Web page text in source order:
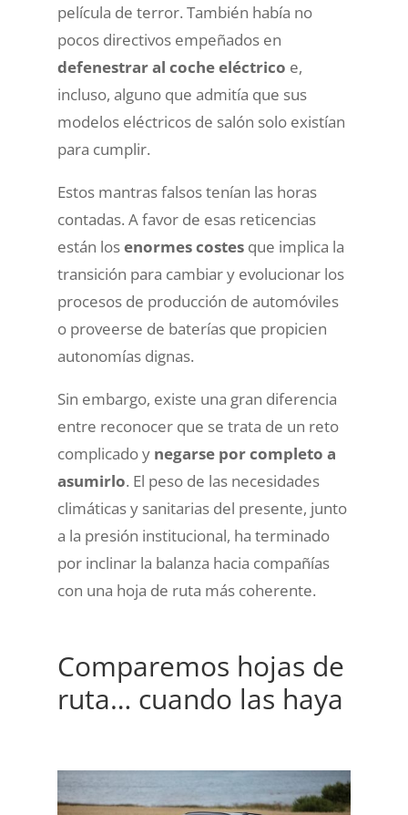
película de terror. También había no
pocos directivos empeñados en
defenestrar al coche eléctrico e,
incluso, alguno que admitía que sus
modelos eléctricos de salón solo existían
para cumplir.
Estos mantras falsos tenían las horas
contadas. A favor de esas reticencias
están losenormes costesque implica la
transición para cambiar y evolucionar los
procesos de producción de automóviles
o proveerse de baterías que propicien
autonomías dignas.
Sin embargo, existe una gran diferencia
entre reconocer que se trata de un reto
complicado y negarse por completo a
asumirlo. El peso de las necesidades
climáticas y sanitarias del presente, junto
a la presión institucional, ha terminado
por inclinar la balanza hacia compañías
con una hoja de ruta más coherente.
Comparemos hojas de
ruta… cuando las haya